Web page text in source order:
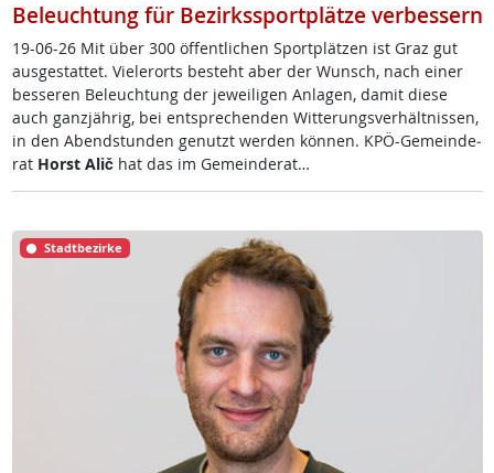
Beleuchtung für Bezirkssportplätze verbessern
19-06-26 Mit über 300 öf­f­ent­li­chen Sport­plät­zen ist Graz gut
aus­ge­stat­tet. Vie­ler­orts be­steht aber der Wunsch, nach ei­ner
bes­se­ren Be­leuch­tung der je­wei­li­gen An­la­gen, da­mit die­se
auch ganz­jäh­rig, bei ent­sp­re­chen­den Wit­te­rungs­ver­hält­nis­sen,
in den Abend­stun­den ge­nutzt wer­den kön­nen. KPÖ-Ge­mein­de­
rat Horst Alič hat das im Ge­mein­de­rat…
Stadtbezirke